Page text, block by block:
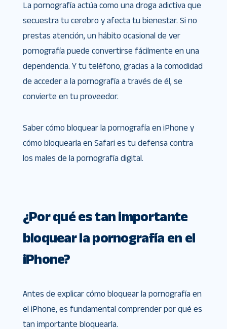
La pornografía actúa como una droga adictiva que
secuestra tu cerebro y afecta tu bienestar. Si no
prestas atención, un hábito ocasional de ver
pornografía puede convertirse fácilmente en una
dependencia. Y tu teléfono, gracias a la comodidad
de acceder a la pornografía a través de él, se
convierte en tu proveedor.
Saber cómo bloquear la pornografía en iPhone y
cómo bloquearla en Safari es tu defensa contra
los males de la pornografía digital.
¿Por qué es tan importante
bloquear la pornografía en el
iPhone?
Antes de explicar cómo bloquear la pornografía en
el iPhone, es fundamental comprender por qué es
tan importante bloquearla.